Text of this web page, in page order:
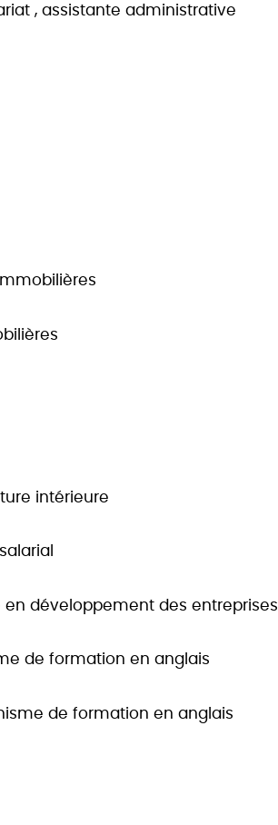
, assistante administrative
intérieure
en développement des entreprises
de formation en anglais
de formation en anglais